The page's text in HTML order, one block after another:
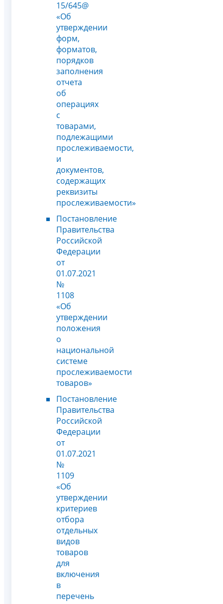
15/645@
«Об
утверждении
форм,
форматов,
порядков
заполнения
отчета
об
операциях
с
товарами,
подлежащими
прослеживаемости,
и
документов,
содержащих
реквизиты
прослеживаемости»
Постановление
Правительства
Российской
Федерации
от
01.07.2021
№
1108
«Об
утверждении
положения
о
национальной
системе
прослеживаемости
товаров»
Постановление
Правительства
Российской
Федерации
от
01.07.2021
№
1109
«Об
утверждении
критериев
отбора
отдельных
видов
товаров
для
включения
в
перечень